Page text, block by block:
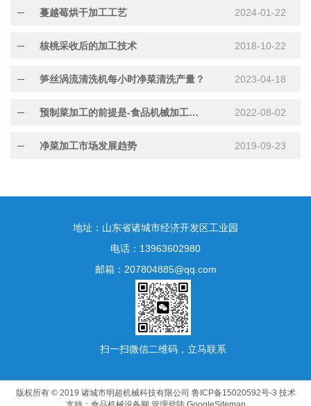
蔓越莓烘干加工工艺 2024-01-22
核桃采收后的加工技术 2018-10-22
笋丝涡流清洗机每小时净菜清洗产量？ 2023-04-18
预制菜加工的前提是-食品机械加工质量 2022-08-02
净菜加工市场发展趋势 2019-09-23
地址：山东省诸城市经济开发区工业园
电话：13963602980
邮箱：207804885@qq.com
扫一扫微信二维码，立马联系
版权所有 © 2019 诸城市明超机械科技有限公司 鲁ICP备15020592号-3 技术